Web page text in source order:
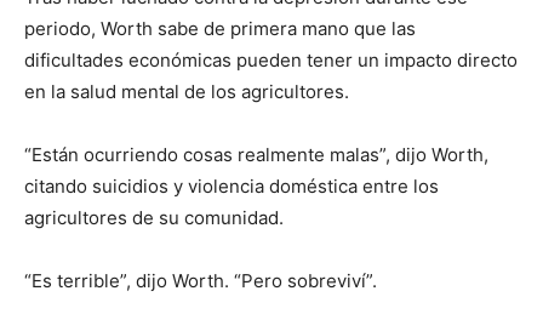
periodo, Worth sabe de primera mano que las
dificultades económicas pueden tener un impacto directo
en la salud mental de los agricultores.
“Están ocurriendo cosas realmente malas”, dijo Worth,
citando suicidios y violencia doméstica entre los
agricultores de su comunidad.
“Es terrible”, dijo Worth. “Pero sobreviví”.